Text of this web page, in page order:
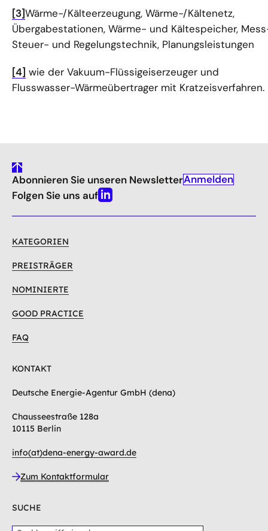
[3]Wärme-/Kälteerzeugung, Wärme-/Kältenetz,
Übergabestationen, Wärme- und Kältespeicher,
Steuer- und Regelungstechnik, Planungsleistungen
[4] wie der Vakuum-Flüssigeiserzeuger und
Flusswasser-Wärmeübertrager mit Kratzeisverfahren.
gehe
nach
oben
Abonnieren Sie unseren NewsletterAnmelden
Folgen Sie uns aufLinkedin
KATEGORIEN
PREISTRÄGER
NOMINIERTE
GOOD PRACTICE
FAQ
KONTAKT
Deutsche Energie-Agentur GmbH (dena)
Chausseestraße 128a
10115 Berlin
info(at)dena-energy-award.de
Zum Kontaktformular
SUCHE